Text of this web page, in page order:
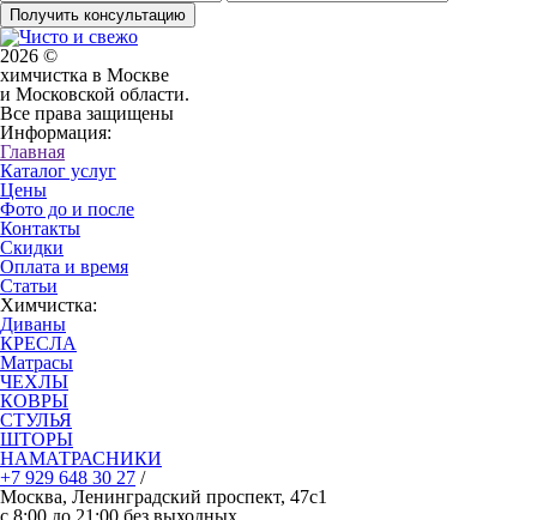
Получить консультацию
2026 ©
химчистка в Москве
и Московской области.
Все права защищены
Информация:
Главная
Каталог услуг
Цены
Фото до и после
Контакты
Скидки
Оплата и время
Статьи
Химчистка:
Диваны
КРЕСЛА
Матрасы
ЧЕХЛЫ
КОВРЫ
СТУЛЬЯ
ШТОРЫ
НАМАТРАСНИКИ
+7 929 648 30 27 /
Москва, Ленинградский проспект, 47с1
с 8:00 до 21:00 без выходных